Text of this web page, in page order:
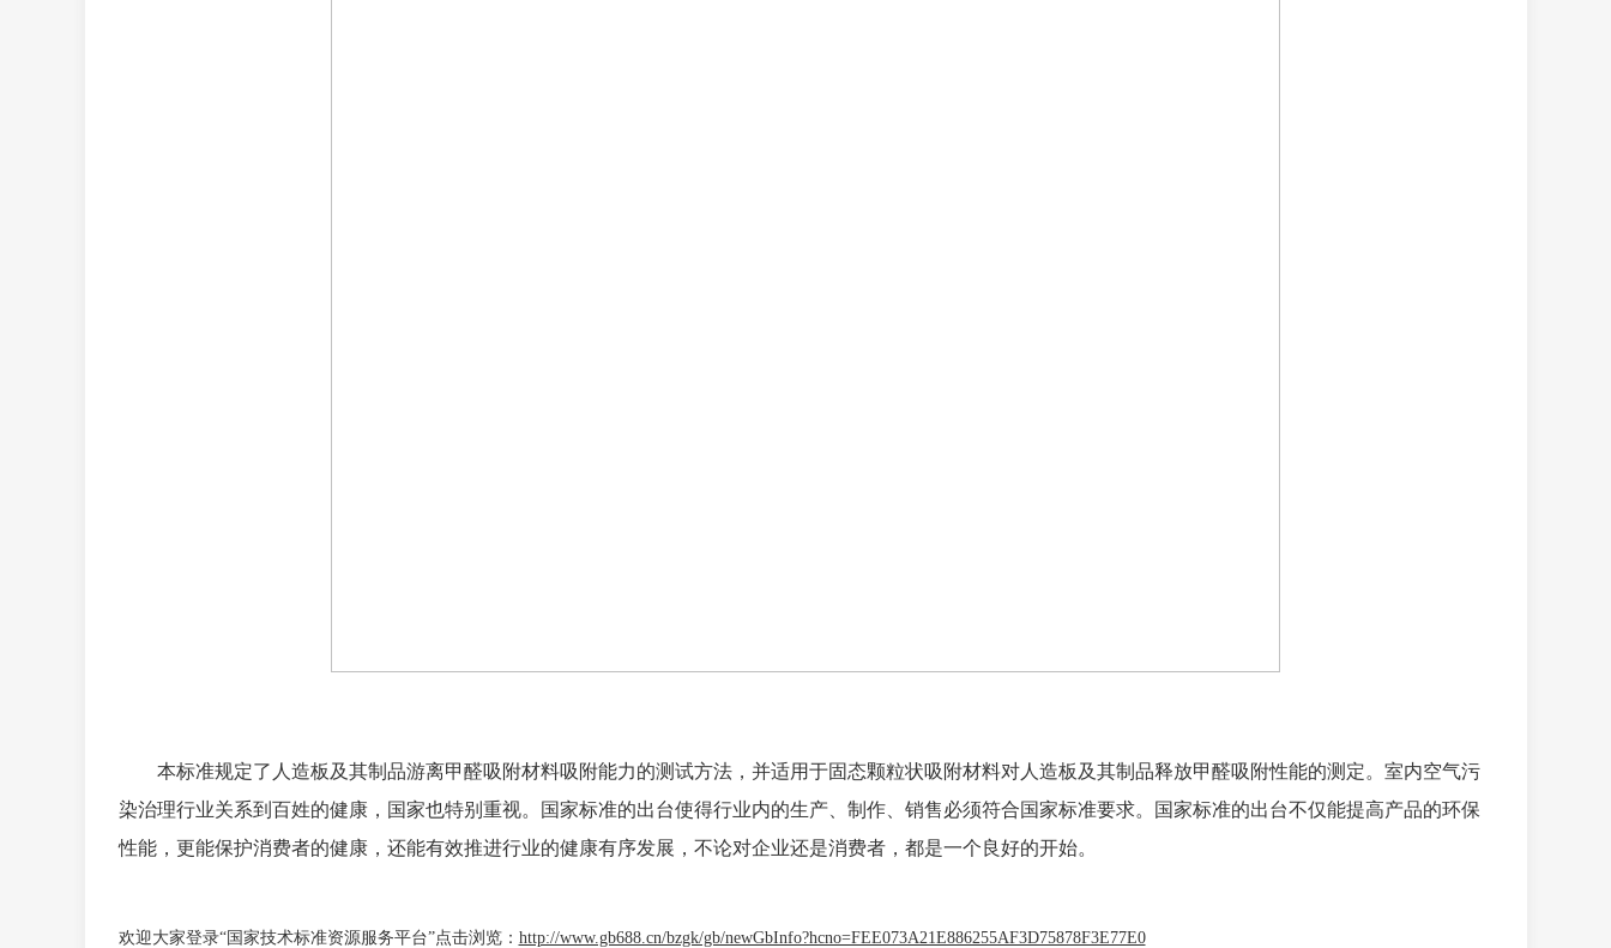
本标准规定了人造板及其制品游离甲醛吸附材料吸附能力的测试方法，并适用于固态颗粒状吸附材料对人造板及其制品释放甲醛吸附性能的测定。室内空气污
染治理行业关系到百姓的健康，国家也特别重视。国家标准的出台使得行业内的生产、制作、销售必须符合国家标准要求。国家标准的出台不仅能提高产品的环保
性能，更能保护消费者的健康，还能有效推进行业的健康有序发展，不论对企业还是消费者，都是一个良好的开始。
欢迎大家登录“国家技术标准资源服务平台”点击浏览： http://www.gb688.cn/bzgk/gb/newGbInfo?hcno=FEE073A21E886255AF3D75878F3E77E0